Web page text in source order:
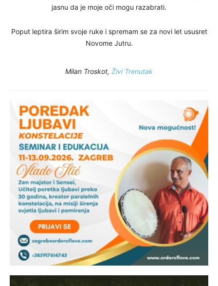
jasnu da je moje oči mogu razabrati.
Poput leptira širim svoje ruke i spremam se za novi let ususret
Novome Jutru.
Milan Troskot, Živi Trenutak